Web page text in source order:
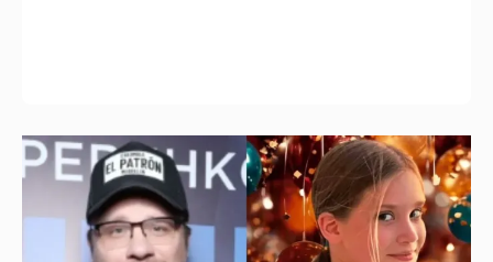
"Ей всё не так". Гарик Харламов
пожаловался на переходный возраст
дочери от Кристины Асмус